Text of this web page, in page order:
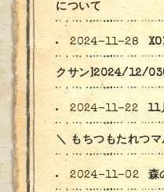
について
2024-11-28
クサン]2024/12/
2024-11-22 11
＼ もちつもたれつマ
2024-11-02 森